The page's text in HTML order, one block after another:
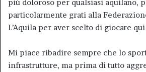
più doloroso per qualsiasi aquilano,
particolarmente grati alla
L’Aquila per aver scelto di giocare
Mi piace ribadire sempre che lo
infrastrutture, ma prima di tutto